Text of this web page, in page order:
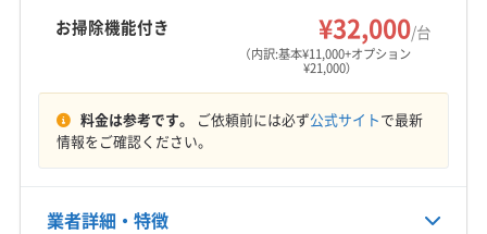
お掃除機能付き ¥32,000/台
（内訳:基本¥11,000+オプション
¥21,000）
料金は参考です。 ご依頼前には必ず公式サイトで最新
情報をご確認ください。
業者詳細・特徴